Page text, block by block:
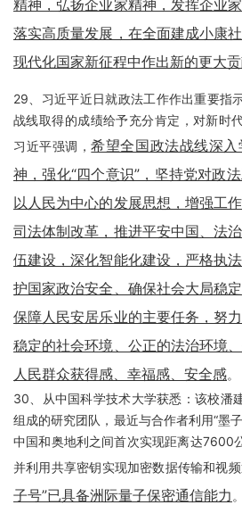
精神，弘扬企业家精神，发挥企业
落实高质量发展，在全面建成小康
现代化国家新征程中作出新的更大
29、习近平近日就政法工作作出重要指
战线取得的成绩给予充分肯定，对新时
习近平强调，希望全国政法战线深
神，强化“四个意识”，坚持党对政
以人民为中心的发展思想，增强工
司法体制改革，推进平安中国、法
伍建设，深化智能化建设，严格执
护国家政治安全、确保社会大局稳
保障人民安居乐业的主要任务，努
稳定的社会环境、公正的法治环境
人民群众获得感、幸福感、安全感。
30、从中国科学技术大学获悉：该校潘
组成的研究团队，最近与合作者利用“墨
中国和奥地利之间首次实现距离达7600
并利用共享密钥实现加密数据传输和视频
子号”已具备洲际量子保密通信能力 。